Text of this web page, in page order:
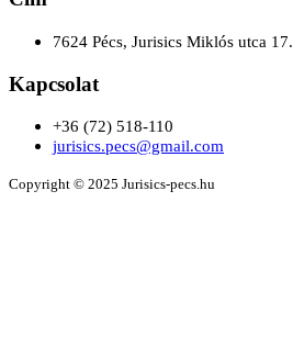
7624 Pécs, Jurisics Miklós utca 17.
Kapcsolat
+36 (72) 518-110
jurisics.pecs@gmail.com
Copyright © 2025 Jurisics-pecs.hu